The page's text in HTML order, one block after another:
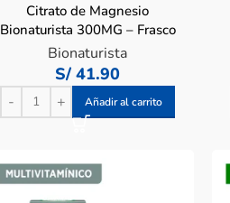
Citrato de Magnesio
Bionaturista 300MG – Frasco
100 UN
Bionaturista
S/ 41.90
Añadir al carrito